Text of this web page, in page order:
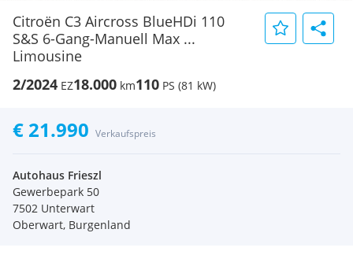
Citroën C3 Aircross BlueHDi 110
S&S 6-Gang-Manuell Max ...
Limousine
2/2024 EZ18.000 km110 PS (81 kW)
€ 21.990 Verkaufspreis
Autohaus Frieszl
Gewerbepark 50
7502 Unterwart
Oberwart, Burgenland